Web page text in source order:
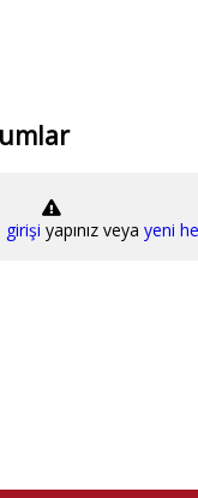
girişi yapınız veya yeni